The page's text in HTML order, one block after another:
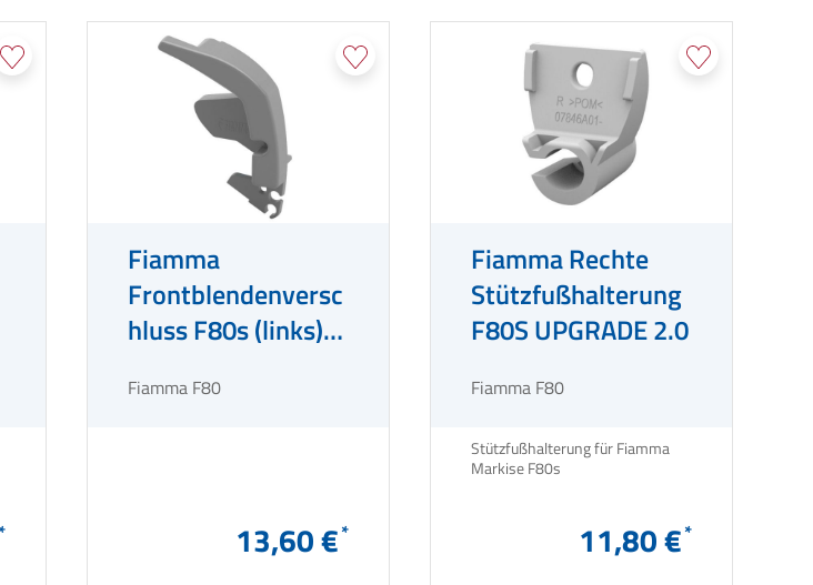
Fiamma
Frontblendenversc
hluss F80s (links) -
Fiamma F80
13,60 €
Fiamma Rechte
Stützfußhalterung
F80S UPGRADE 2.0
Fiamma F80
Stützfußhalterung für Fiamma
11,80 €